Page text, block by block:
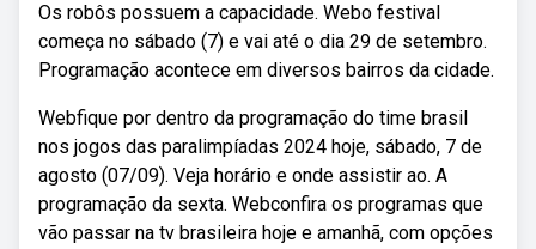
Os robôs possuem a capacidade. Webo festival
começa no sábado (7) e vai até o dia 29 de setembro.
Programação acontece em diversos bairros da cidade.
Webfique por dentro da programação do time brasil
nos jogos das paralimpíadas 2024 hoje, sábado, 7 de
agosto (07/09). Veja horário e onde assistir ao. A
programação da sexta. Webconfira os programas que
vão passar na tv brasileira hoje e amanhã, com opções